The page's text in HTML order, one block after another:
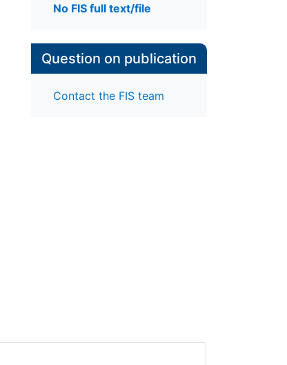
No FIS full text/file
Question on publication
Contact the FIS team